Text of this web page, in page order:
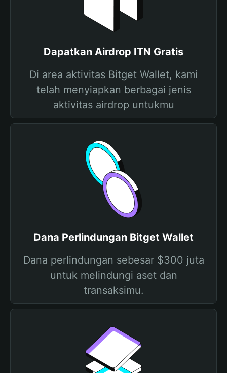
Dapatkan Airdrop ITN Gratis
Di area aktivitas Bitget Wallet, kami
telah menyiapkan berbagai jenis
aktivitas airdrop untukmu
Dana Perlindungan Bitget Wallet
Dana perlindungan sebesar $300 juta
untuk melindungi aset dan
transaksimu.